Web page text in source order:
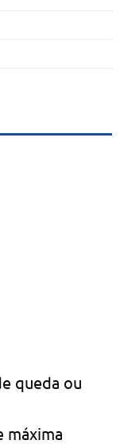
queda ou
máxima